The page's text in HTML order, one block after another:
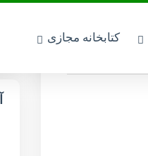
کتابخانه مجازی